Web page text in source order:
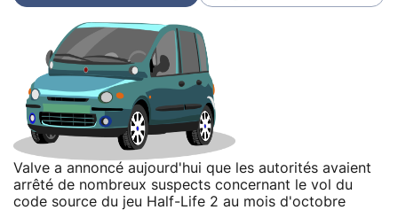
Valve a annoncé aujourd'hui que les autorités avaient
arrêté de nombreux suspects concernant le vol du
code source du jeu Half-Life 2 au mois d'octobre